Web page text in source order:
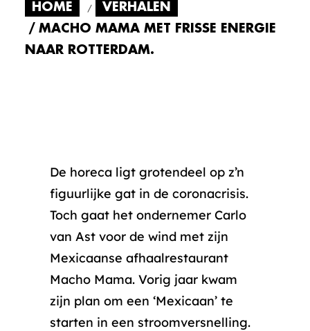
HOME
VERHALEN
MACHO MAMA MET FRISSE ENERGIE
NAAR ROTTERDAM.
De horeca ligt grotendeel op z’n
figuurlijke gat in de coronacrisis.
Toch gaat het ondernemer Carlo
van Ast voor de wind met zijn
Mexicaanse afhaalrestaurant
Macho Mama. Vorig jaar kwam
zijn plan om een ‘Mexicaan’ te
starten in een stroomversnelling.